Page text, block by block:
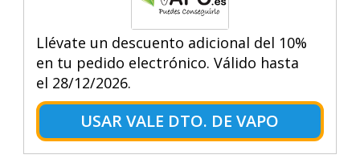
Llévate un descuento adicional del 10%
en tu pedido electrónico. Válido hasta
el 28/12/2026.
USAR VALE DTO. DE VAPO